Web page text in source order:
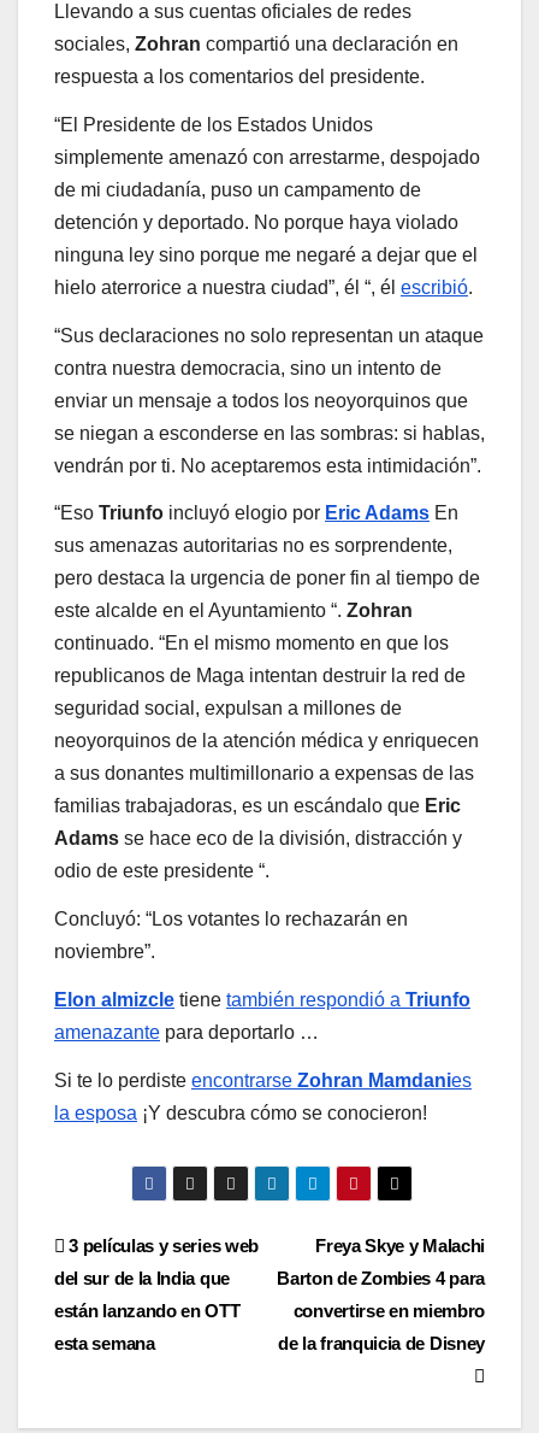
Llevando a sus cuentas oficiales de redes
sociales, Zohran compartió una declaración en
respuesta a los comentarios del presidente.
“El Presidente de los Estados Unidos
simplemente amenazó con arrestarme, despojado
de mi ciudadanía, puso un campamento de
detención y deportado. No porque haya violado
ninguna ley sino porque me negaré a dejar que el
hielo aterrorice a nuestra ciudad”, él “, él escribió.
“Sus declaraciones no solo representan un ataque
contra nuestra democracia, sino un intento de
enviar un mensaje a todos los neoyorquinos que
se niegan a esconderse en las sombras: si hablas,
vendrán por ti. No aceptaremos esta intimidación”.
“Eso Triunfo incluyó elogio por Eric Adams En
sus amenazas autoritarias no es sorprendente,
pero destaca la urgencia de poner fin al tiempo de
este alcalde en el Ayuntamiento “. Zohran
continuado. “En el mismo momento en que los
republicanos de Maga intentan destruir la red de
seguridad social, expulsan a millones de
neoyorquinos de la atención médica y enriquecen
a sus donantes multimillonario a expensas de las
familias trabajadoras, es un escándalo que Eric
Adams se hace eco de la división, distracción y
odio de este presidente “.
Concluyó: “Los votantes lo rechazarán en
noviembre”.
Elon almizcle tiene también respondió a Triunfo
amenazante para deportarlo …
Si te lo perdiste encontrarse Zohran Mamdanies
la esposa ¡Y descubra cómo se conocieron!
Post
navigation
Freya Skye y Malachi
Barton de Zombies 4 para
convertirse en miembro
de la franquicia de Disney
3 películas y series web
del sur de la India que
están lanzando en OTT
esta semana